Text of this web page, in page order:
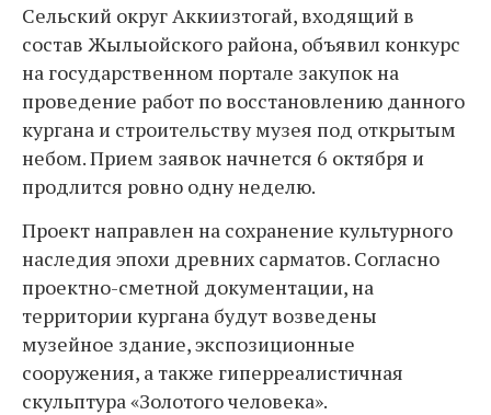
Сельский округ Аккиизтогай, входящий в
состав Жылыойского района, объявил конкурс
на государственном портале закупок на
проведение работ по восстановлению данного
кургана и строительству музея под открытым
небом. Прием заявок начнется 6 октября и
продлится ровно одну неделю.
Проект направлен на сохранение культурного
наследия эпохи древних сарматов. Согласно
проектно-сметной документации, на
территории кургана будут возведены
музейное здание, экспозиционные
сооружения, а также гиперреалистичная
скульптура «Золотого человека».